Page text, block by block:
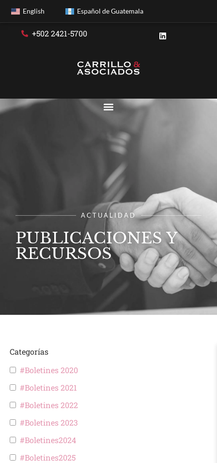
English Español de Guatemala
+502 2421-5700
ACTUALIDAD
PUBLICACIONES Y
RECURSOS
Categorías
#Boletines 2020
#Boletines 2021
#Boletines 2022
#Boletines 2023
#Boletines2024
#Boletines2025